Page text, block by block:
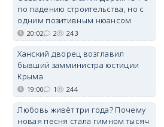
по падению строительства, но с
одним позитивным нюансом
20:02 2 243
Ханский дворец возглавил
бывший замминистра юстиции
Крыма
19:00 1 244
Любовь живёт три года? Почему
новая песня стала гимном тысяч